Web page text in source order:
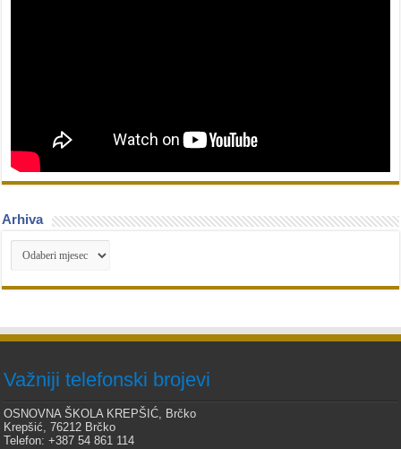
Arhiva
Arhiva
Važniji telefonski brojevi
OSNOVNA ŠKOLA KREPŠIĆ, Brčko
Krepšić, 76212 Brčko
Telefon: +387 54 861 114